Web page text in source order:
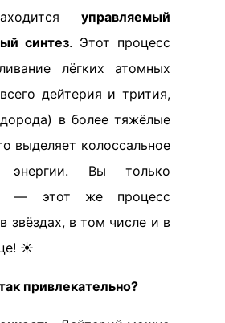
управляемый
синтез. Этот процесс
лёгких атомных
дейтерия и трития,
в более тяжёлые
выделяет колоссальное
энергии. Вы только
— этот же процесс
звёздах, в том числе и в
☀️
привлекательно?